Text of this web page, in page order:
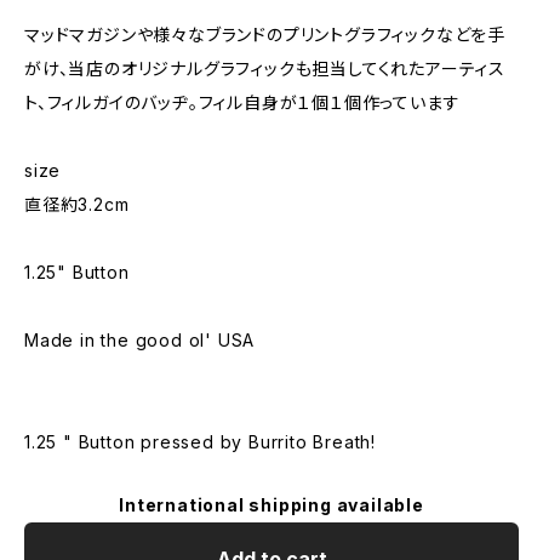
マッドマガジンや様々なブランドのプリントグラフィックなどを手
がけ、当店のオリジナルグラフィックも担当してくれたアーティス
ト、フィルガイのバッヂ。フィル自身が１個１個作っています
size
直径約3.2cm
1.25" Button
Made in the good ol' USA
1.25 " Button pressed by Burrito Breath!
International shipping available